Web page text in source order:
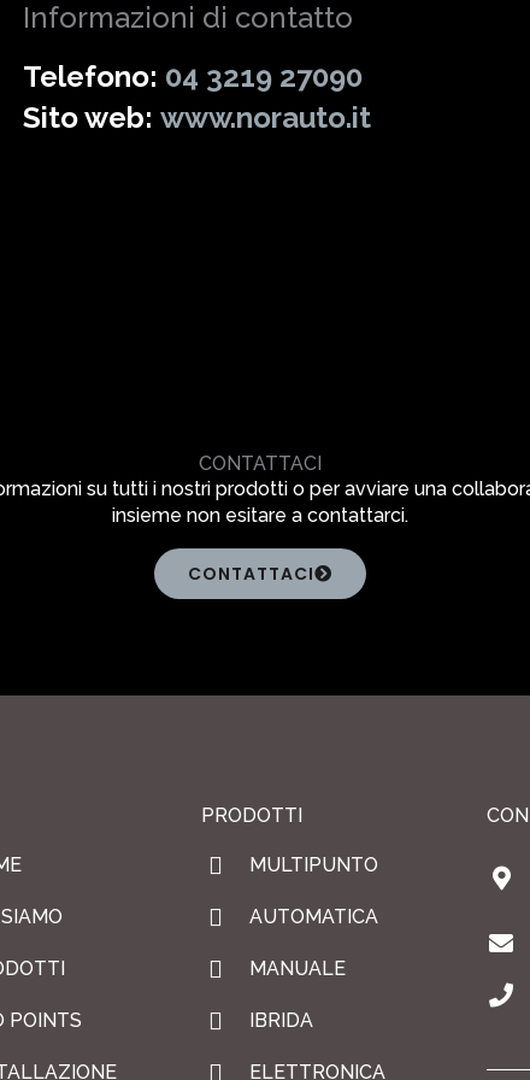
Informazioni di contatto
Telefono: 04 3219 27090
Sito web: www.norauto.it
CONTATTACI
su tutti i nostri prodotti o per avviare una
insieme non esitare a contattarci.
CONTATTACI
POINTS
PRODOTTI
MULTIPUNTO
AUTOMATICA
MANUALE
IBRIDA
ELETTRONICA